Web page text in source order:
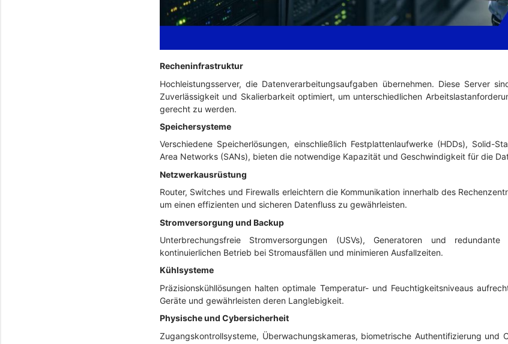
Recheninfrastruktur
Hochleistungsserver, die Datenverarbeitungsaufgaben übernehmen. Diese Server
Zuverlässigkeit und Skalierbarkeit optimiert, um unterschiedlichen
gerecht zu werden.
Speichersysteme
Verschiedene Speicherlösungen, einschließlich Festplattenlaufwerke (HDDs), Solid-
Area Networks (SANs), bieten die notwendige Kapazität und Geschwindigkeit für die
Netzwerkausrüstung
Router, Switches und Firewalls erleichtern die Kommunikation innerhalb des
um einen effizienten und sicheren Datenfluss zu gewährleisten.
Stromversorgung und Backup
Unterbrechungsfreie Stromversorgungen (USVs), Generatoren und
kontinuierlichen Betrieb bei Stromausfällen und minimieren Ausfallzeiten.
Kühlsysteme
Präzisionskühllösungen halten optimale Temperatur- und Feuchtigkeitsniveaus
Geräte und gewährleisten deren Langlebigkeit.
Physische und Cybersicherheit
Zugangskontrollsysteme, Überwachungskameras, biometrische Authentifizierung und